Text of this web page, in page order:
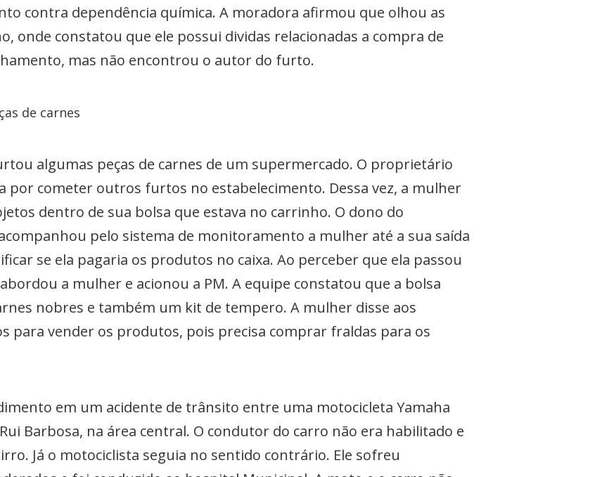
contra dependência química. A moradora afirmou que olhou as
onde constatou que ele possui dividas relacionadas a compra de
mas não encontrou o autor do furto.
de carnes
algumas peças de carnes de um supermercado. O proprietário
por cometer outros furtos no estabelecimento. Dessa vez, a mulher
dentro de sua bolsa que estava no carrinho. O dono do
pelo sistema de monitoramento a mulher até a sua saída
se ela pagaria os produtos no caixa. Ao perceber que ela passou
a mulher e acionou a PM. A equipe constatou que a bolsa
nobres e também um kit de tempero. A mulher disse aos
para vender os produtos, pois precisa comprar fraldas para os
em um acidente de trânsito entre uma motocicleta Yamaha
Barbosa, na área central. O condutor do carro não era habilitado e
Já o motociclista seguia no sentido contrário. Ele sofreu